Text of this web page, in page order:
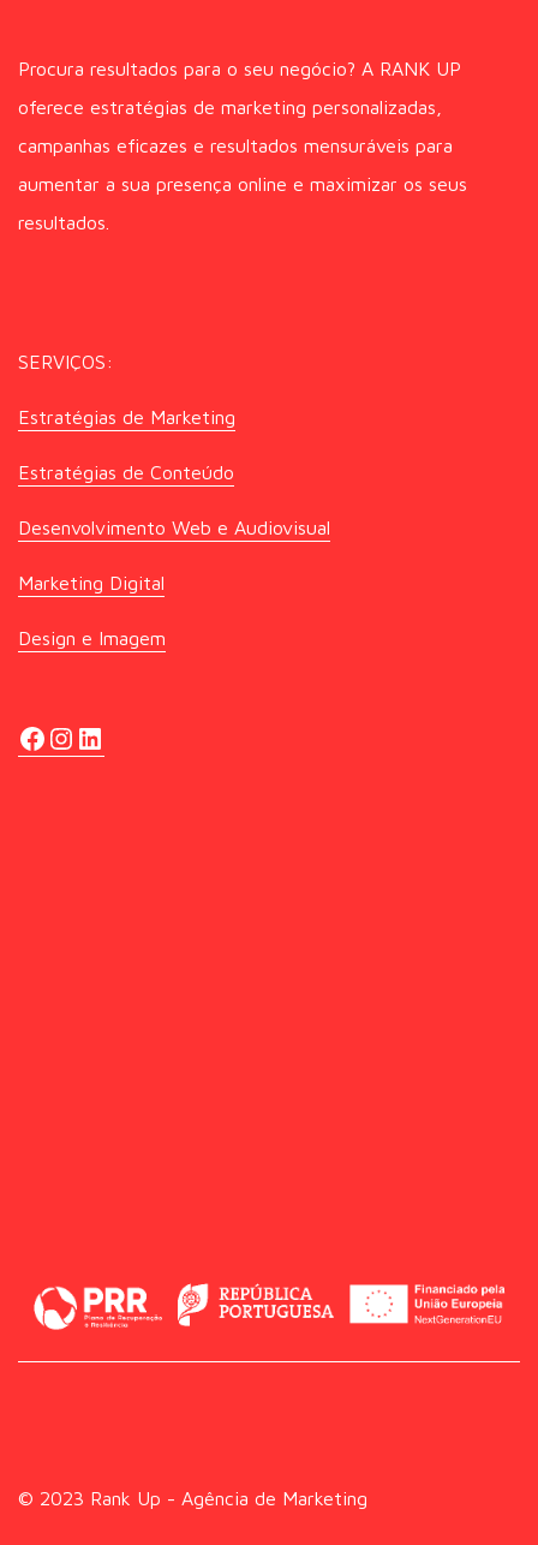
Procura resultados para o seu negócio? A RANK UP
oferece estratégias de marketing personalizadas,
campanhas eficazes e resultados mensuráveis para
aumentar a sua presença online e maximizar os seus
resultados.
SERVIÇOS:
Estratégias de Marketing
Estratégias de Conteúdo
Desenvolvimento Web e Audiovisual
Marketing Digital
Design e Imagem
© 2023 Rank Up - Agência de Marketing